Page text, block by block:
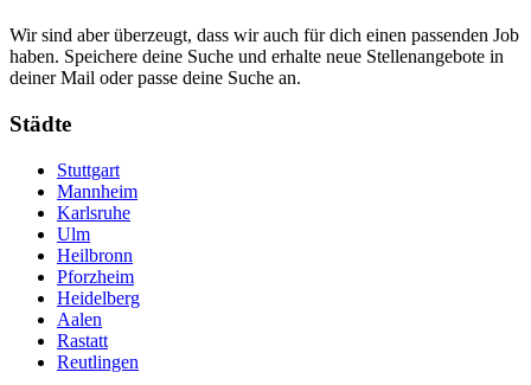
Wir sind aber überzeugt, dass wir auch für dich einen passenden Job
haben. Speichere deine Suche und erhalte neue Stellenangebote in
deiner Mail oder passe deine Suche an.
Städte
Stuttgart
Mannheim
Karlsruhe
Ulm
Heilbronn
Pforzheim
Heidelberg
Aalen
Rastatt
Reutlingen